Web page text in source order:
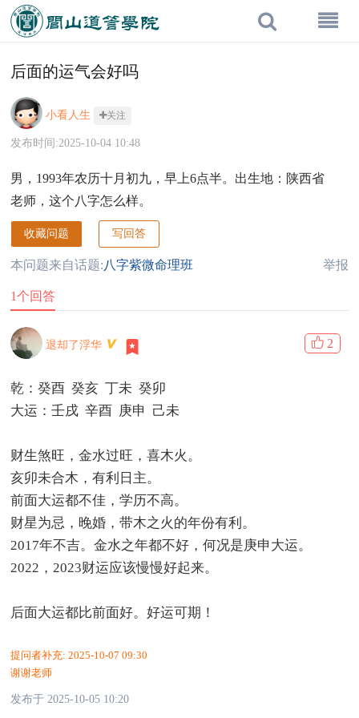
后面的运气会好吗
小看人生 关注
发布时间:2025-10-04 10:48
男，1993年农历十月初九，早上6点半。出生地：陕西省
老师，这个八字怎么样。
收藏问题 写回答
本问题来自话题:八字紫微命理班 举报
1个回答
退却了浮华 2
乾：癸酉 癸亥 丁未 癸卯
大运：壬戌 辛酉 庚申 己未
财生煞旺，金水过旺，喜木火。
亥卯未合木，有利日主。
前面大运都不佳，学历不高。
财星为忌，晚婚，带木之火的年份有利。
2017年不吉。金水之年都不好，何况是庚申大运。
2022，2023财运应该慢慢好起来。
后面大运都比前面好。好运可期！
提问者补充: 2025-10-07 09:30
谢谢老师
发布于 2025-10-05 10:20